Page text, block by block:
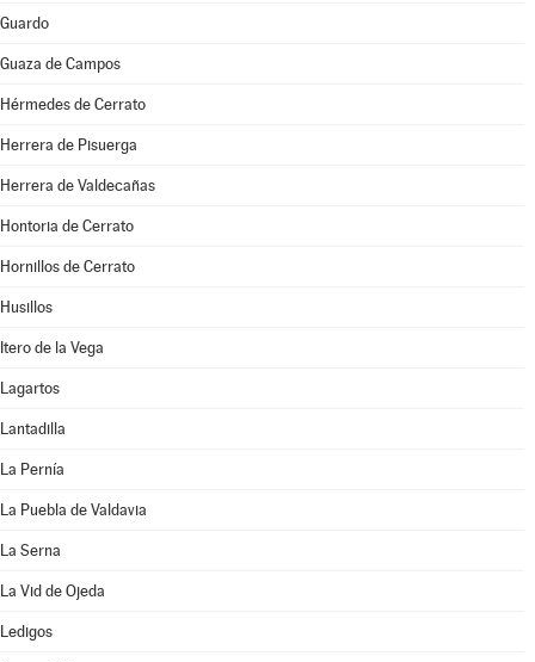
Guardo
Guaza de Campos
Hérmedes de Cerrato
Herrera de Pisuerga
Herrera de Valdecañas
Hontoria de Cerrato
Hornillos de Cerrato
Husillos
Itero de la Vega
Lagartos
Lantadilla
La Pernía
La Puebla de Valdavia
La Serna
La Vid de Ojeda
Ledigos